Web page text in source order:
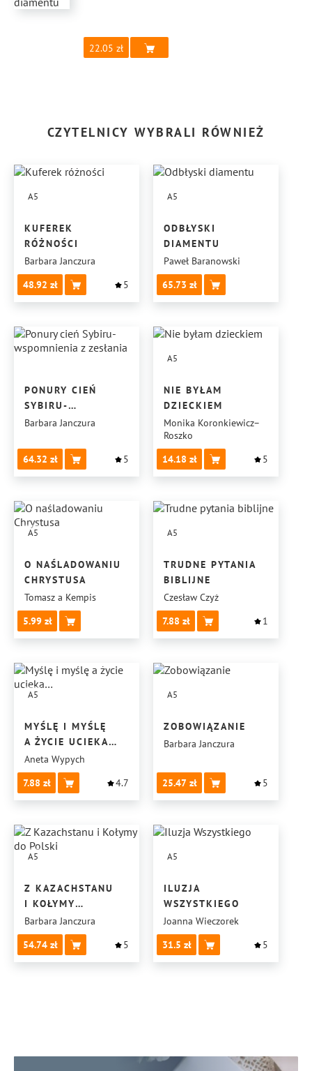
22.05
CZYTELNICY WYBRALI RÓWNIEŻ
A5
KUFEREK
RÓŻNOŚCI
Barbara Janczura
48.92
5
A5
ODBŁYSKI
DIAMENTU
Paweł Baranowski
65.73
PONURY CIEŃ
SYBIRU-
WSPOMNIENIA
Barbara Janczura
64.32 5
A5
NIE BYŁAM
DZIECKIEM
Monika Koronkiewicz–
Roszko
14.18
5
A5
O NAŚLADOWANIU
CHRYSTUSA
Tomasz a Kempis
5.99
A5
TRUDNE PYTANIA
BIBLIJNE
Czesław Czyż
7.88
1
A5
MYŚLĘ I MYŚLĘ
A ŻYCIE UCIEKA…
Aneta Wypych
7.88
4.7
A5
ZOBOWIĄZANIE
Barbara Janczura
25.47 5
A5
Z KAZACHSTANU
I KOŁYMY
DO POLSKI
Barbara Janczura
54.74
5
A5
ILUZJA
WSZYSTKIEGO
Joanna Wieczorek
31.5
5